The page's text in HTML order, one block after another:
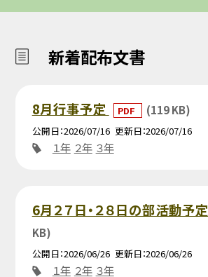
新着配布文書
8月行事予定 PDF (119 KB)
公開日 2026/07/16 更新日 2026/07/16
１年 ２年 ３年
6月２７日・２８日の部活動予定
KB)
公開日 2026/06/26 更新日 2026/06/26
１年 ２年 ３年